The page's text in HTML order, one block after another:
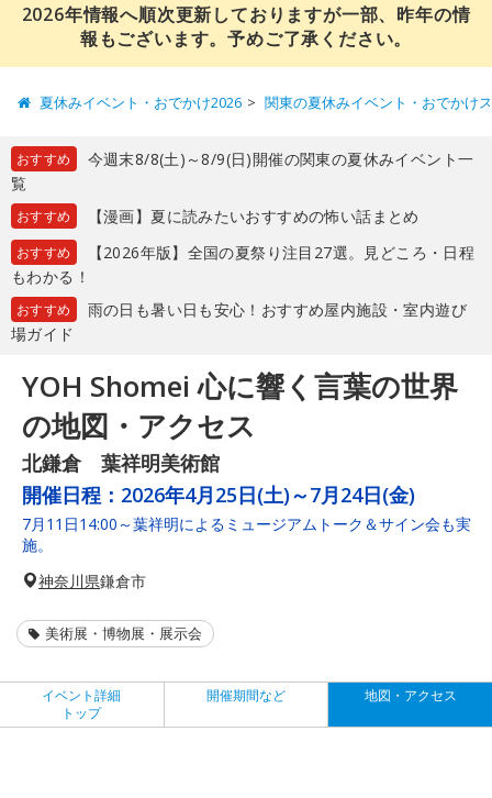
2026年情報へ順次更新しておりますが一部、昨年の情
報もございます。予めご了承ください。
夏休みイベント・おでかけ2026 関東の夏休みイベント・おでかけ
おすすめ
今週末8/8(土)～8/9(日)開催の関東の夏休みイベント一
覧
おすすめ 【漫画】夏に読みたいおすすめの怖い話まとめ
おすすめ
【2026年版】全国の夏祭り注目27選。見どころ・日程
もわかる！
おすすめ
雨の日も暑い日も安心！おすすめ屋内施設・室内遊び
場ガイド
YOH Shomei 心に響く言葉の世界
の地図・アクセス
北鎌倉 葉祥明美術館
開催日程： 2026年4月25日(土)～7月24日(金)
7月11日14:00～葉祥明によるミュージアムトーク＆サイン会も実
施。
神奈川県鎌倉市
美術展・博物展・展示会
イベント詳細
トップ
開催期間など 地図・アクセス